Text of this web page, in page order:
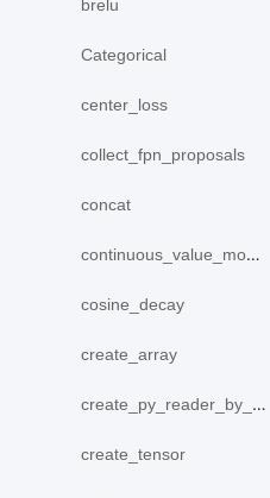
brelu
Categorical
center_loss
collect_fpn_proposals
concat
continuous_value_model
cosine_decay
create_array
create_py_reader_by_data
create_tensor